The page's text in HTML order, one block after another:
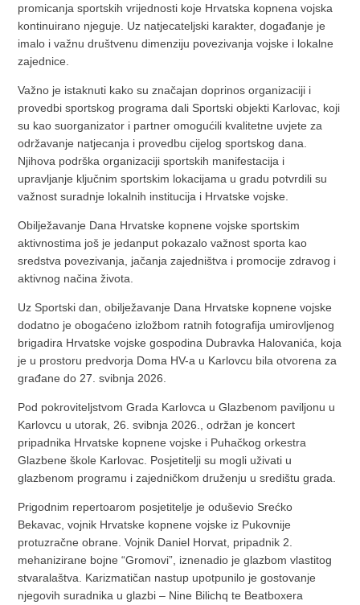
promicanja sportskih vrijednosti koje Hrvatska kopnena vojska
kontinuirano njeguje. Uz natjecateljski karakter, događanje je
imalo i važnu društvenu dimenziju povezivanja vojske i lokalne
zajednice.
Važno je istaknuti kako su značajan doprinos organizaciji i
provedbi sportskog programa dali Sportski objekti Karlovac, koji
su kao suorganizator i partner omogućili kvalitetne uvjete za
održavanje natjecanja i provedbu cijelog sportskog dana.
Njihova podrška organizaciji sportskih manifestacija i
upravljanje ključnim sportskim lokacijama u gradu potvrdili su
važnost suradnje lokalnih institucija i Hrvatske vojske.
Obilježavanje Dana Hrvatske kopnene vojske sportskim
aktivnostima još je jedanput pokazalo važnost sporta kao
sredstva povezivanja, jačanja zajedništva i promocije zdravog i
aktivnog načina života.
Uz Sportski dan, obilježavanje Dana Hrvatske kopnene vojske
dodatno je obogaćeno izložbom ratnih fotografija umirovljenog
brigadira Hrvatske vojske gospodina Dubravka Halovanića, koja
je u prostoru predvorja Doma HV-a u Karlovcu bila otvorena za
građane do 27. svibnja 2026.
Pod pokroviteljstvom Grada Karlovca u Glazbenom paviljonu u
Karlovcu u utorak, 26. svibnja 2026., održan je koncert
pripadnika Hrvatske kopnene vojske i Puhačkog orkestra
Glazbene škole Karlovac. Posjetitelji su mogli uživati u
glazbenom programu i zajedničkom druženju u središtu grada.
Prigodnim repertoarom posjetitelje je oduševio Srećko
Bekavac, vojnik Hrvatske kopnene vojske iz Pukovnije
protuzračne obrane. Vojnik Daniel Horvat, pripadnik 2.
mehanizirane bojne “Gromovi”, iznenadio je glazbom vlastitog
stvaralaštva. Karizmatičan nastup upotpunilo je gostovanje
njegovih suradnika u glazbi – Nine Bilichq te Beatboxera